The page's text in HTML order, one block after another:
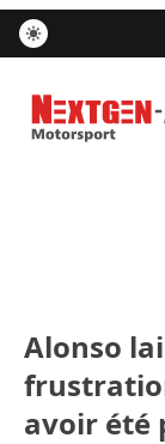
Nextgen-
Alonso
avoir été